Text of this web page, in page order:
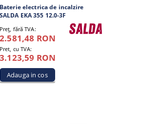
Baterie electrica de incalzire
SALDA EKA 355 12.0-3F
Preţ, fără TVA:
2.581,48 RON
Pret, cu TVA:
3.123,59 RON